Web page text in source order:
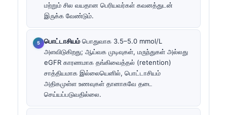
மற்றும் சில வயதான பெரியவர்கள் கவனத்துடன்
இருக்க வேண்டும்.
பொட்டாசியம்பொதுவாக 3.5–5.0 mmol/L
அளவிடுகிறது; ஆய்வக முடிவுகள், மருந்துகள் அல்லது
eGFR காரணமாக தங்கிவைத்தல் (retention)
சாத்தியமாக இல்லையெனில், பொட்டாசியம்
அதிகமுள்ள உணவுகள் தானாகவே தடை
செய்யப்படுவதில்லை.